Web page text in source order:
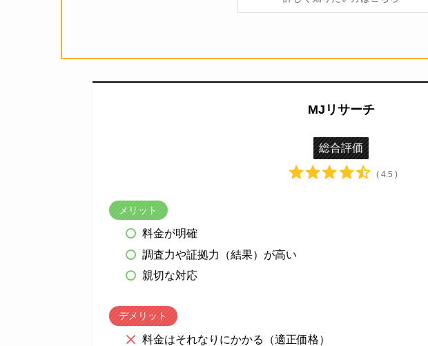
MJリサーチ
総合評価
( 4.5 )
メリット
料金が明確
調査力や証拠力（結果）が高い
親切な対応
デメリット
料金はそれなりにかかる（適正価格）